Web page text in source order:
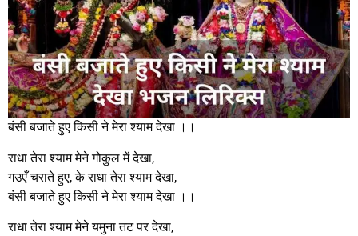
बंसी बजाते हुए किसी ने मेरा श्याम देखा ।।
राधा तेरा श्याम मेने गोकुल में देखा,
गउएँ चराते हुए, के राधा तेरा श्याम देखा,
बंसी बजाते हुए किसी ने मेरा श्याम देखा ।।
राधा तेरा श्याम मेने यमुना तट पर देखा,